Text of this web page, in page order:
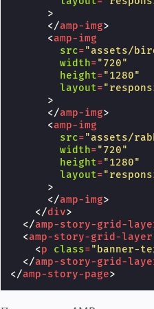
>
</amp-img>
<amp-img
src="assets/
width="720"
height="1280"
layout=
>
</amp-img>
<amp-img
src="assets/
width="720"
height="1280"
layout=
>
</amp-img>
</div>
</amp-story-grid-
<amp-story-grid-layer
<p class="banner-
</amp-story-grid-
</amp-story-page>